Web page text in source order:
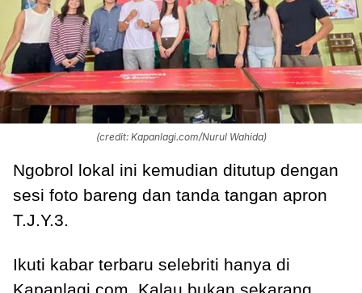
(credit: Kapanlagi.com/Nurul Wahida)
Ngobrol lokal ini kemudian ditutup dengan
sesi foto bareng dan tanda tangan apron
T.J.Y.3.
Ikuti kabar terbaru selebriti hanya di